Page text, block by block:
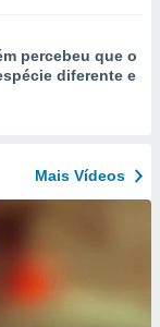
percebeu que o
diferente e
Mais Vídeos